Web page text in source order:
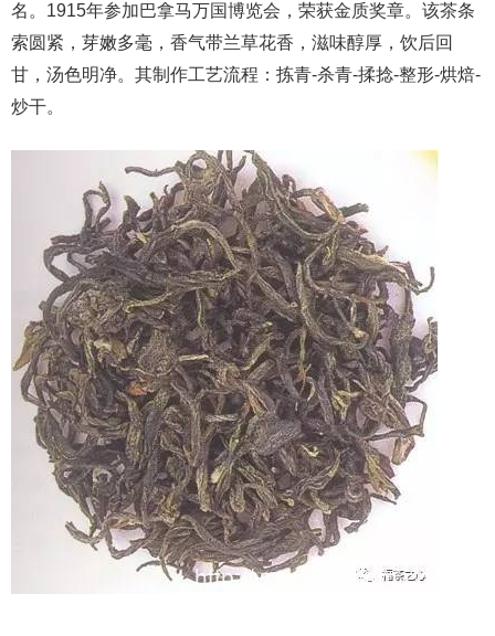
名。1915年参加巴拿马万国博览会，荣获金质奖章。该茶条
索圆紧，芽嫩多毫，香气带兰草花香，滋味醇厚，饮后回
甘，汤色明净。其制作工艺流程：拣青-杀青-揉捻-整形-烘焙-
炒干。